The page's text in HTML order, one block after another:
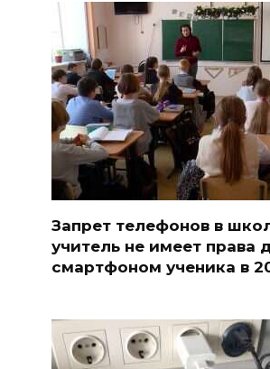
Запрет телефонов в
учитель не имеет права
смартфоном ученика в